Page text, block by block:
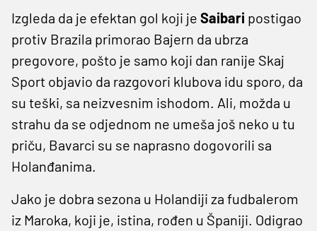
Izgleda da je efektan gol koji je Saibari postigao
protiv Brazila primorao Bajern da ubrza
pregovore, pošto je samo koji dan ranije Skaj
Sport objavio da razgovori klubova idu sporo, da
su teški, sa neizvesnim ishodom. Ali, možda u
strahu da se odjednom ne umeša još neko u tu
priču, Bavarci su se naprasno dogovorili sa
Holanđanima.
Jako je dobra sezona u Holandiji za fudbalerom
iz Maroka, koji je, istina, rođen u Španiji. Odigrao